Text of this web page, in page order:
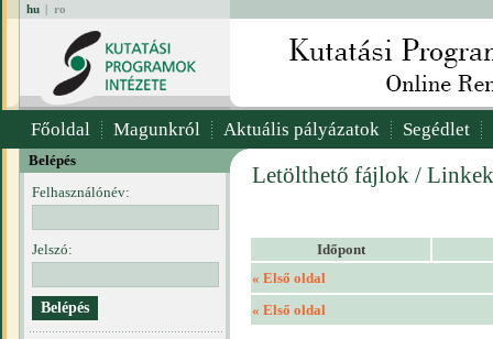
hu | ro
Főoldal Magunkról Aktuális pályázatok Segédlet
Belépés
Felhasználónév:
Jelszó:
Letölthető fájlok / Linkek
Időpont
« Első oldal
« Első oldal